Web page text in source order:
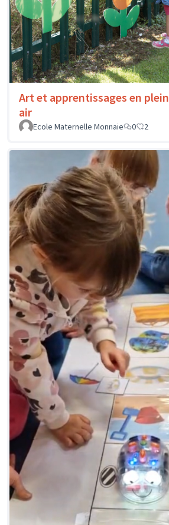
Art et apprentissages en plein
air
Ecole Maternelle Monnaie
0 2